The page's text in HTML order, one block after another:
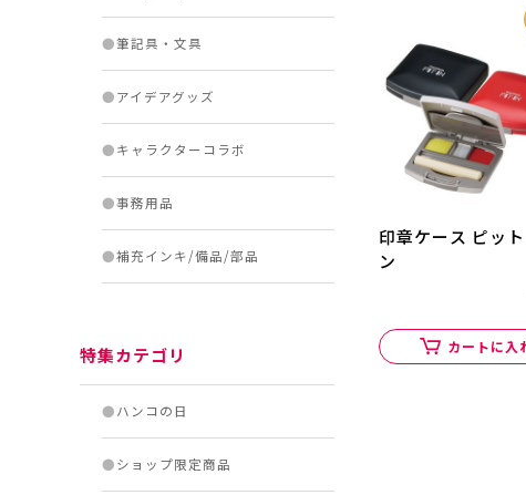
●筆記具・文具
●アイデアグッズ
●キャラクターコラボ
●事務用品
●補充インキ/備品/部品
特集カテゴリ
●ハンコの日
●ショップ限定商品
印章ケース ピッ
ン
カートに入